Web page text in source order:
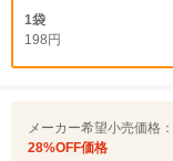
1袋
198円
メーカー希望小売価格：
28%OFF価格